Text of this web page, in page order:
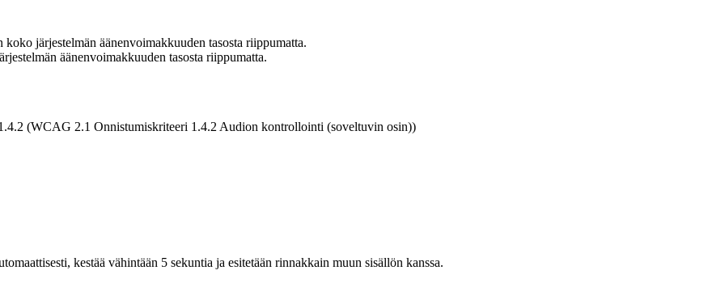
järjestelmän äänenvoimakkuuden tasosta riippumatta.
äänenvoimakkuuden tasosta riippumatta.
(WCAG 2.1 Onnistumiskriteeri 1.4.2 Audion kontrollointi (soveltuvin osin))
kestää vähintään 5 sekuntia ja esitetään rinnakkain muun sisällön kanssa.